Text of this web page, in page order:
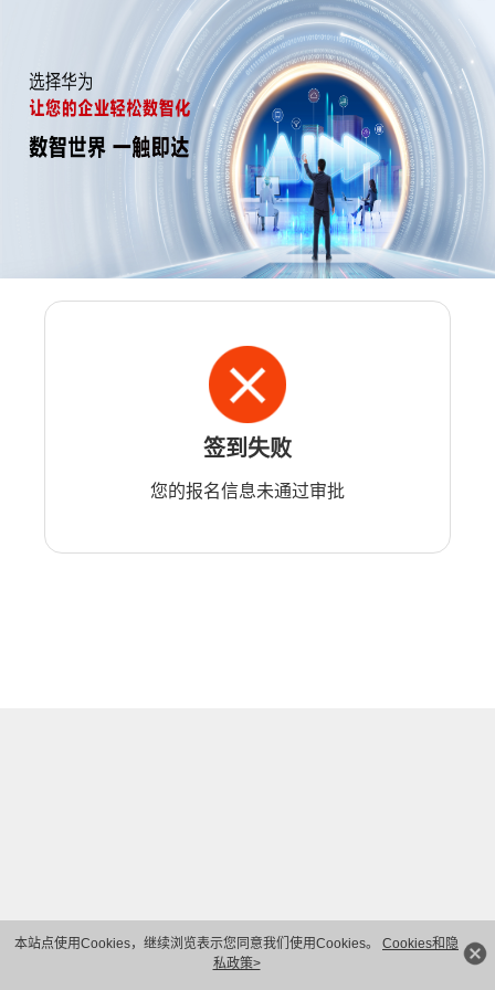
本站点使用Cookies，继续浏览表示您同意我们使用Cookies。 Cookies和隐
私政策>
签到失败
您的报名信息未通过审批